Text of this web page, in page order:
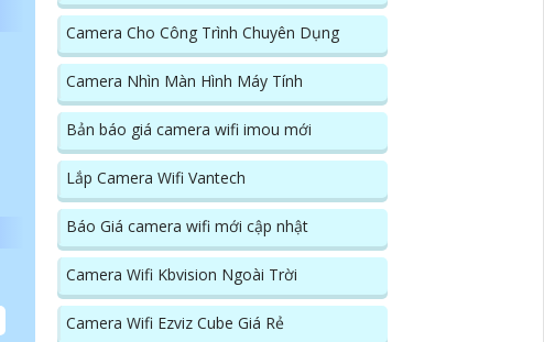
Camera Cho Công Trình Chuyên Dụng
Camera Nhìn Màn Hình Máy Tính
Bản báo giá camera wifi imou mới
Lắp Camera Wifi Vantech
Báo Giá camera wifi mới cập nhật
Camera Wifi Kbvision Ngoài Trời
Camera Wifi Ezviz Cube Giá Rẻ